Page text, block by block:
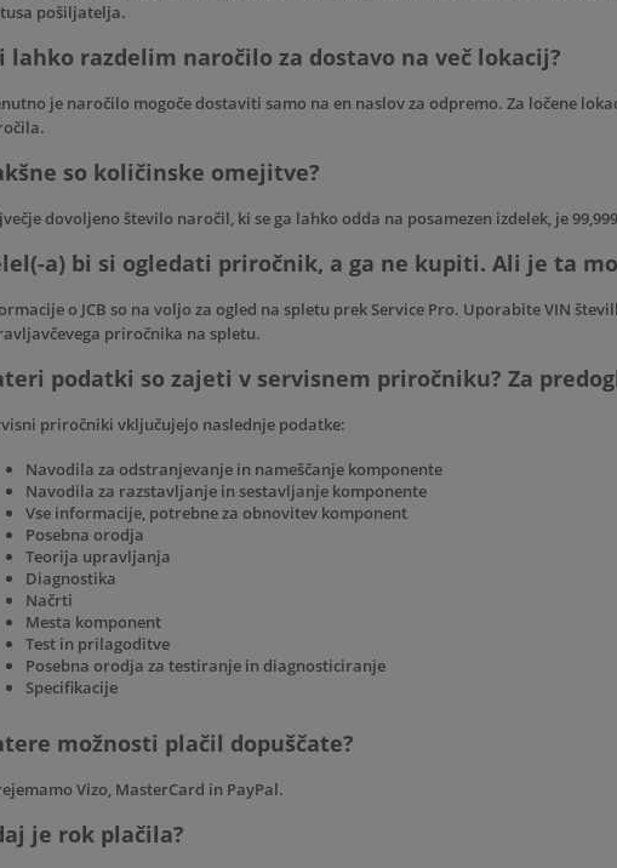
pošiljatelja.
lahko razdelim naročilo za dostavo na več lokacij?
je naročilo mogoče dostaviti samo na en naslov za odpremo. Za ločene
so količinske omejitve?
dovoljeno število naročil, ki se ga lahko odda na posamezen izdelek, je
a) bi si ogledati priročnik, a ga ne kupiti. Ali je ta
o JCB so na voljo za ogled na spletu prek Service Pro. Uporabite VIN
priročnika na spletu.
podatki so zajeti v servisnem priročniku? Za
priročniki vključujejo naslednje podatke:
Navodila za odstranjevanje in nameščanje komponente
Navodila za razstavljanje in sestavljanje komponente
Vse informacije, potrebne za obnovitev komponent
Posebna orodja
Teorija upravljanja
Diagnostika
Načrti
Mesta komponent
Test in prilagoditve
Posebna orodja za testiranje in diagnosticiranje
Specifikacije
možnosti plačil dopuščate?
Vizo, MasterCard in PayPal.
je rok plačila?